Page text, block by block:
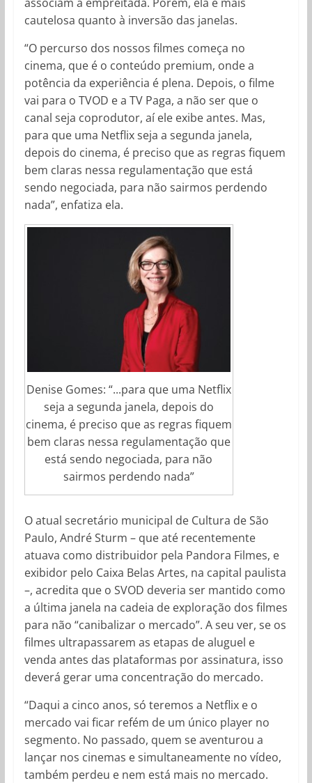
cautelosa quanto à inversão das janelas.
“O percurso dos nossos filmes começa no
cinema, que é o conteúdo premium, onde a
potência da experiência é plena. Depois, o filme
vai para o TVOD e a TV Paga, a não ser que o
canal seja coprodutor, aí ele exibe antes. Mas,
para que uma Netflix seja a segunda janela,
depois do cinema, é preciso que as regras fiquem
bem claras nessa regulamentação que está
sendo negociada, para não sairmos perdendo
nada”, enfatiza ela.
Denise Gomes: “...para que uma Netflix
seja a segunda janela, depois do
cinema, é preciso que as regras fiquem
bem claras nessa regulamentação que
está sendo negociada, para não
sairmos perdendo nada”
O atual secretário municipal de Cultura de São
Paulo, André Sturm – que até recentemente
atuava como distribuidor pela Pandora Filmes, e
exibidor pelo Caixa Belas Artes, na capital paulista
–, acredita que o SVOD deveria ser mantido como
a última janela na cadeia de exploração dos filmes
para não “canibalizar o mercado”. A seu ver, se os
filmes ultrapassarem as etapas de aluguel e
venda antes das plataformas por assinatura, isso
deverá gerar uma concentração do mercado.
“Daqui a cinco anos, só teremos a Netflix e o
mercado vai ficar refém de um único player no
segmento. No passado, quem se aventurou a
lançar nos cinemas e simultaneamente no vídeo,
também perdeu e nem está mais no mercado.